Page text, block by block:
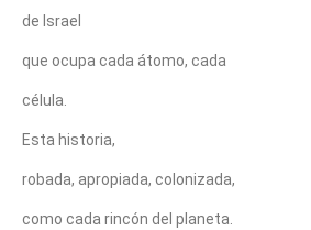
de Israel
que ocupa cada átomo, cada
célula.
Esta historia,
robada, apropiada, colonizada,
como cada rincón del planeta.